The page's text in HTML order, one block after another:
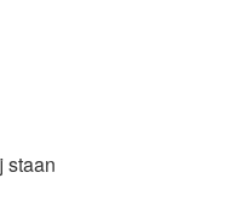
staan